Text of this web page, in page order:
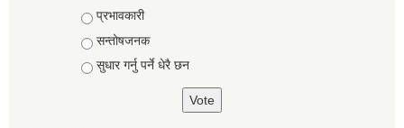
Choices
प्रभावकारी
सन्तोषजनक
सुधार गर्नु पर्ने धेरै छन